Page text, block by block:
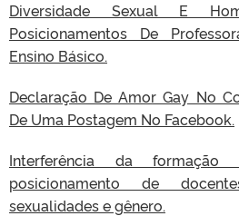
Diversidade Sexual E
Posicionamentos De
Ensino Básico.
Declaração De Amor Gay No
De Uma Postagem No Facebook.
Interferência da
posicionamento de
sexualidades e gênero.